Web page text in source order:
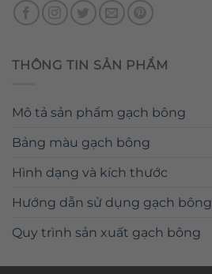
THÔNG TIN SẢN PHẨM
Mô tả sản phẩm gạch bông
Bảng màu gạch bông
Hình dạng và kích thước
Hướng dẫn sử dụng gạch bông
Quy trình sản xuất gạch bông